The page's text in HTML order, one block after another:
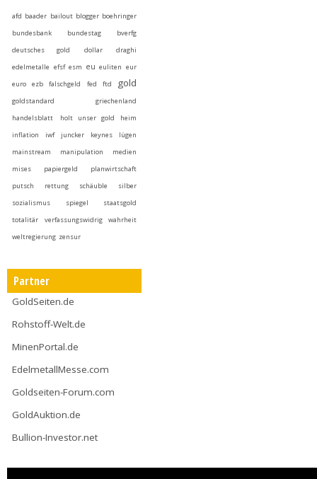
afd baader bailout blogger boehringer
bundesbank
bundestag
bverfg
deutsches gold
dollar
draghi
edelmetalle efsf esm eu euliten eur
euro
ezb falschgeld fed ftd gold
goldstandard
griechenland
handelsblatt
holt unser gold heim
inflation
iwf juncker keynes
lügen
mainstream
manipulation
medien
mises
papiergeld
planwirtschaft
putsch
rettung schäuble
silber
sozialismus
spiegel
staatsgold
totalitär
verfassungswidrig
wahrheit
weltregierung zensur
Partner
GoldSeiten.de
Rohstoff-Welt.de
MinenPortal.de
EdelmetallMesse.com
Goldseiten-Forum.com
GoldAuktion.de
Bullion-Investor.net